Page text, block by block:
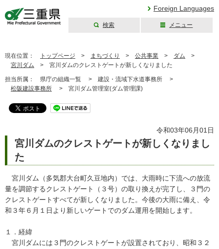
Foreign Languages
検索 メニュー
現在位置： トップページ > まちづくり > 公共事業 > ダム >
宮川ダム > 宮川ダムのクレストゲートが新しくなりました
担当所属： 県庁の組織一覧 > 建設・流域下水道事務所 >
松阪建設事務所 > 宮川ダム管理室(ダム管理課)
令和03年06月01日
宮川ダムのクレストゲートが新しくなりまし
た
宮川ダム（多気郡大台町久豆地内）では、大雨時に下流への放流
量を調節するクレストゲート（３号）の取り換えが完了し、３門の
クレストゲートすべてが新しくなりました。今後の大雨に備え、令
和３年６月１日より新しいゲートでのダム運用を開始します。
１．経緯
宮川ダムには３門のクレストゲートが設置されており、昭和３２